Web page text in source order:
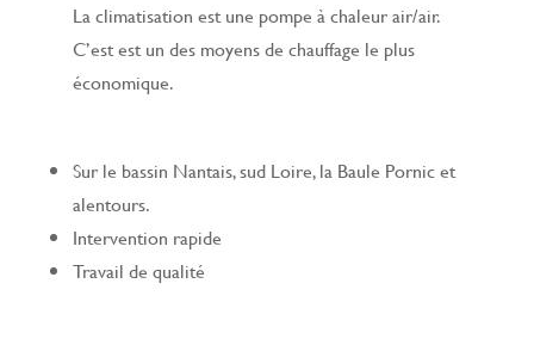
La climatisation est une pompe à chaleur air/air.
C’est est un des moyens de chauffage le plus
économique.
Sur le bassin Nantais, sud Loire, la Baule Pornic et
alentours.
Intervention rapide
Travail de qualité